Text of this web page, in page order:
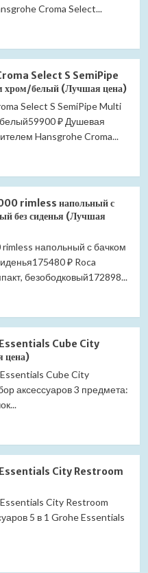
Croma Select...
Select S SemiPipe
белый (Лучшая цена)
Select S SemiPipe Multi
₽ Душевая
Hansgrohe Croma...
rimless напольный с
без сиденья (Лучшая
напольный с бачком
₽ Roca
безободковый172898...
Essentials Cube City
Cube City
аксессуаров 3 предмета:
Essentials City Restroom
City Restroom
5 в 1 Grohe Essentials